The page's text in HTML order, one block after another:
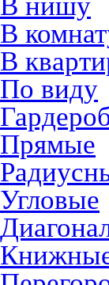
В
В
По виду
Прямые
Угловые